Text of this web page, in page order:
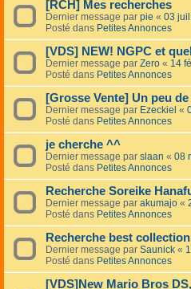
[RCH] Mes recherches
Dernier message par pie « 03
Posté dans Petites Annonces
[VDS] NEW! NGPC et
Dernier message par Zero « 14
Posté dans Petites Annonces
[Grosse Vente] Un peu
Dernier message par Ezeckiel «
Posté dans Petites Annonces
je cherche ^^
Dernier message par slaan « 08
Posté dans Petites Annonces
Recherche Soreike
Dernier message par akumajo «
Posté dans Petites Annonces
Recherche best collection
Dernier message par Saunick «
Posté dans Petites Annonces
[VDS]New Mario Bros